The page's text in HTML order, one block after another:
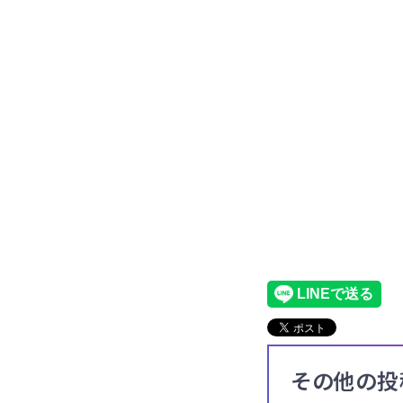
その他の